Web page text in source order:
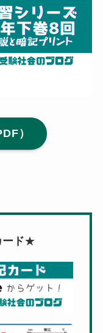
）
ド★